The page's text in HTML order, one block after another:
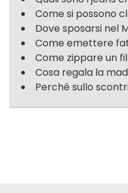
Come si possono
Dove sposarsi nel
Come emettere
Come zippare un
Cosa regala la
Perché sullo